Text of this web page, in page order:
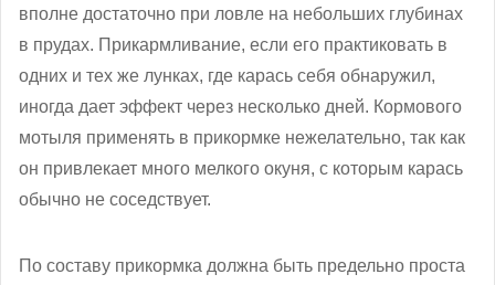
вполне достаточно при ловле на небольших глубинах
в прудах. Прикармливание, если его практиковать в
одних и тех же лунках, где карась себя обнаружил,
иногда дает эффект через несколько дней. Кормового
мотыля применять в прикормке нежелательно, так как
он привлекает много мелкого окуня, с которым карась
обычно не соседствует.
По составу прикормка должна быть предельно проста